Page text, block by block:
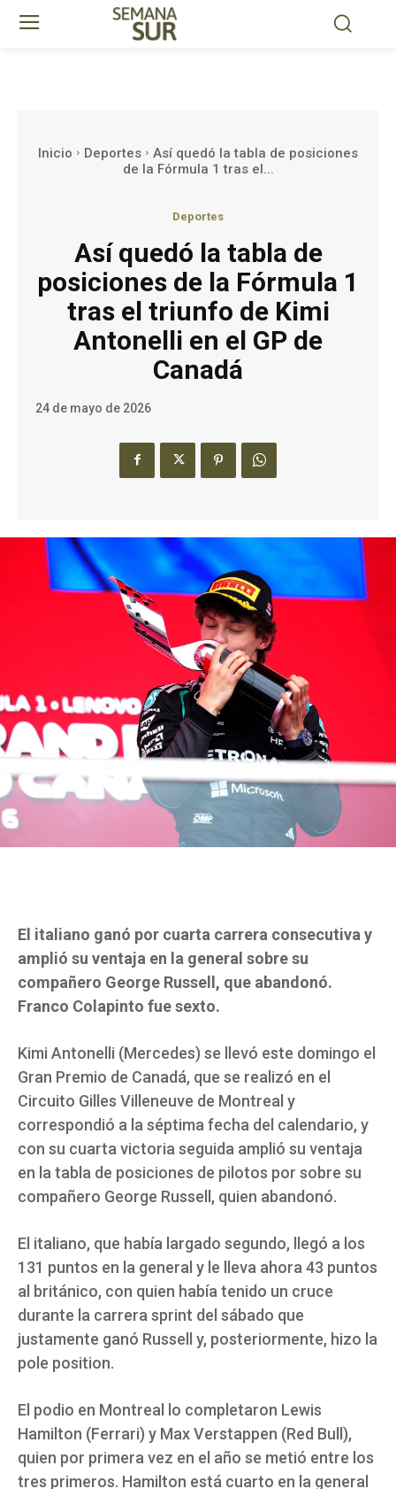
Inicio Deportes
Así quedó la tabla de posiciones
de la Fórmula 1 tras el...
Deportes
Así quedó la tabla de
posiciones de la Fórmula 1
tras el triunfo de Kimi
Antonelli en el GP de
Canadá
24 de mayo de 2026
El italiano ganó por cuarta carrera consecutiva y
amplió su ventaja en la general sobre su
compañero George Russell, que abandonó.
Franco Colapinto fue sexto.
Kimi Antonelli (Mercedes) se llevó este domingo el
Gran Premio de Canadá, que se realizó en el
Circuito Gilles Villeneuve de Montreal y
correspondió a la séptima fecha del calendario, y
con su cuarta victoria seguida amplió su ventaja
en la tabla de posiciones de pilotos por sobre su
compañero George Russell, quien abandonó.
El italiano, que había largado segundo, llegó a los
131 puntos en la general y le lleva ahora 43 puntos
al británico, con quien había tenido un cruce
durante la carrera sprint del sábado que
justamente ganó Russell y, posteriormente, hizo la
pole position.
El podio en Montreal lo completaron Lewis
Hamilton (Ferrari) y Max Verstappen (Red Bull),
quien por primera vez en el año se metió entre los
tres primeros. Hamilton está cuarto en la general